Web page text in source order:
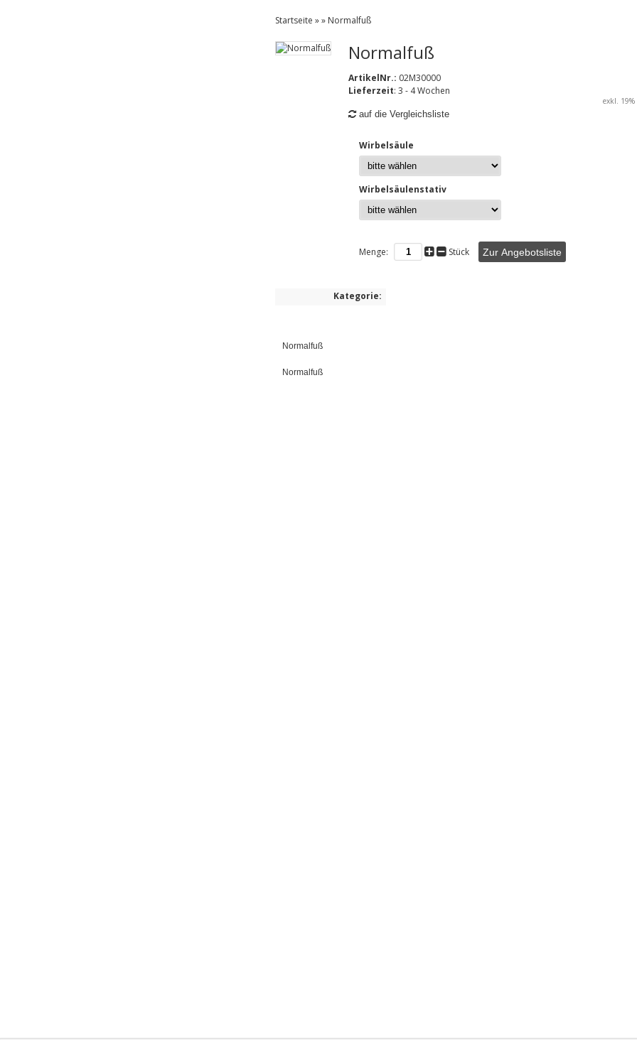
Startseite »» Normalfuß
Normalfuß
ArtikelNr.: 02M30000
Lieferzeit: 3 - 4 Wochen
auf die Vergleichsliste
exkl.
Wirbelsäule
Wirbelsäulenstativ
Menge: Stück Zur Angebotsliste
Kategorie:
Normalfuß
Normalfuß